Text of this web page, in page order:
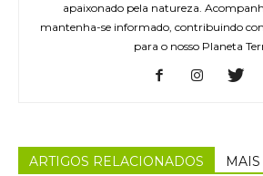
apaixonado pela natureza.
mantenha-se informado, contribuindo
para o nosso Planeta
ARTIGOS RELACIONADOS